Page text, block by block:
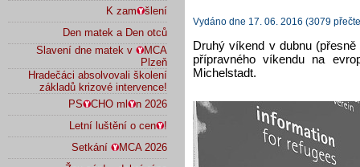
K zam
šlení
Den matek a Den otců
Slavení dne matek v
MCA
Plzeň
Hradečáci absolvovali školení
základů krizové intervence!
PS
CHO ml
n 2026
Letní luštění o cen
!
Setkání
MCA 2026
Vydáno dne 17. 06. 2016 (3079
Druhý víkend v dubnu
přípravného víkendu na
Michelstadt.